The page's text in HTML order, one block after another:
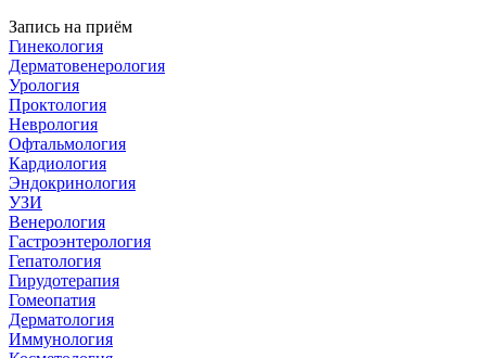
Запись на приём
Гинекология
Дерматовенерология
Урология
Проктология
Неврология
Офтальмология
Кардиология
Эндокринология
УЗИ
Венерология
Гастроэнтерология
Гепатология
Гирудотерапия
Гомеопатия
Дерматология
Иммунология